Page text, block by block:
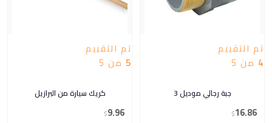
تم التقييم
4 من 5
جبة رجالي موديل 3
$16.86
تم التقييم
5 من 5
كريك سيارة من البرازيل
$9.96